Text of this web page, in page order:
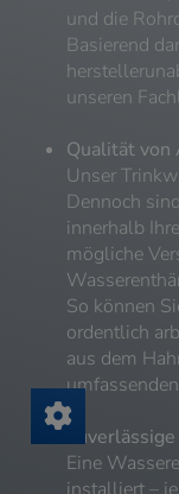
und die
Basierend
unseren
Qualität von
Unser
Dennoch
innerhalb
mögliche
So können
ordentlich
aus dem
Eine